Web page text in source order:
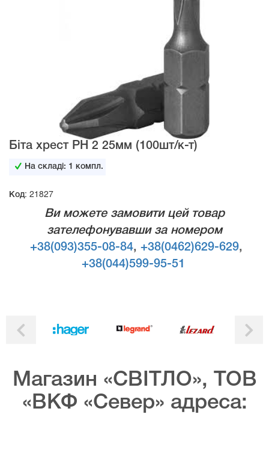
Біта хрест РН 2 25мм (100шт/к-т)
На складі: 1 компл.
Код: 21827
Ви можете замовити цей товар
зателефонувавши за номером
+38(093)355-08-84, +38(0462)629-629,
+38(044)599-95-51
Магазин «СВІТЛО», ТОВ
«ВКФ «Север» адреса: